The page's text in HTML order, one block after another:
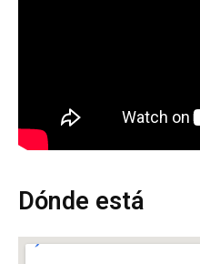
Dónde está